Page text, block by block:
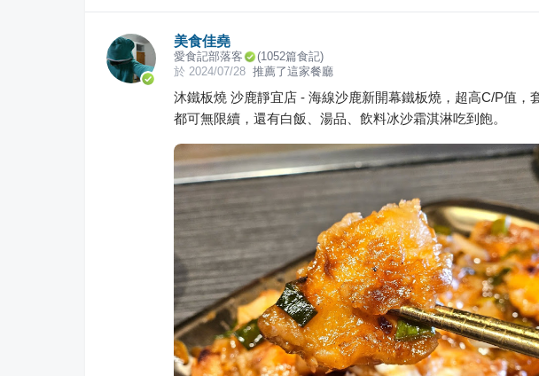
美食佳堯
愛食記部落客 (1052篇食記)
於 2024/07/28 推薦了這家餐廳
沐鐵板燒 沙鹿靜宜店 - 海線沙鹿新開幕鐵板燒，超高C/P值，
都可無限續，還有白飯、湯品、飲料冰沙霜淇淋吃到飽。